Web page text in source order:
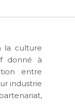
la culture
donné à
entre
industrie